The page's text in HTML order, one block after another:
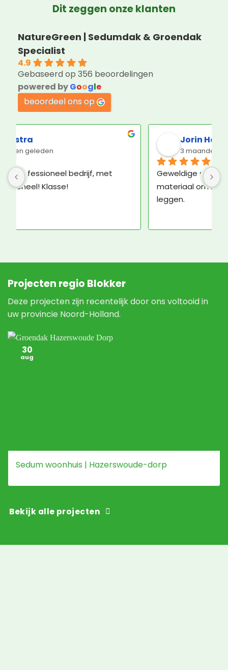
Dit zeggen onze klanten
NatureGreen | Sedumdak & Groendak
Specialist
4.9
Gebaseerd op 356 beoordelingen
powered byGoogle
beoordeel ons op
Jorin Hoogenboom
3 maanden geleden
Geweldige service en ruim voldoende
materiaal om het groene dak zelf aan te
Projecten regio Blokker
Deze projecten zijn recentelijk door ons voltooid in
uw provincie Noord-Holland.
Sedum woonhuis | Hazerswoude-dorp
30
aug
Bekijk alle projecten